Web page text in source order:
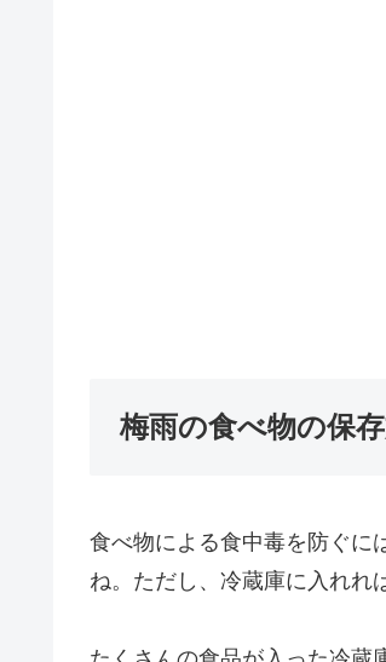
梅雨の食べ物の保
食べ物による食中毒を防ぐに
ね。ただし、冷蔵庫に入れれ